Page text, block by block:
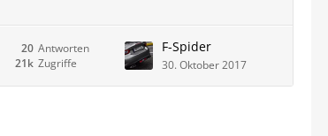
Antworten
20
Zugriffe
21k
F-Spider
30. Oktober 2017